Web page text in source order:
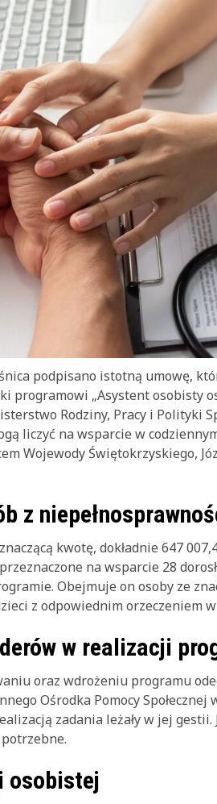
podpisano istotną umowę,
programowi „Asystent osobisty
Rodziny, Pracy i Polityki
liczyć na wsparcie w
Wojewody Świętokrzyskiego,
z
kwotę, dokładnie 647
na wsparcie 28
Obejmuje on osoby ze
z odpowiednim orzeczeniem
w realizacji
oraz wdrożeniu programu
Ośrodka Pomocy
zadania leżały w jej gestii.
osobistej